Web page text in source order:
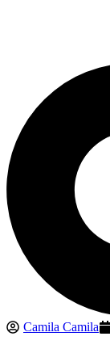
Camila Camila